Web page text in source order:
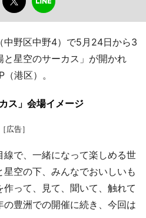
野区中野4）で5月24日から3
と星空のサーカス」が開かれ
港区）。
ス」会場イメージ
［広告］
で、一緒になって楽しめる世
空の下、みんなでおいしいも
って、見て、聞いて、触れて
豊洲での開催に続き、今回は